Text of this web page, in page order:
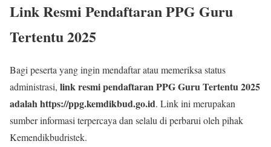
Link Resmi Pendaftaran PPG Guru
Tertentu 2025
Bagi peserta yang ingin mendaftar atau memeriksa status
administrasi, link resmi pendaftaran PPG Guru Tertentu 2025
adalah https://ppg.kemdikbud.go.id. Link ini merupakan
sumber informasi terpercaya dan selalu di perbarui oleh pihak
Kemendikbudristek.